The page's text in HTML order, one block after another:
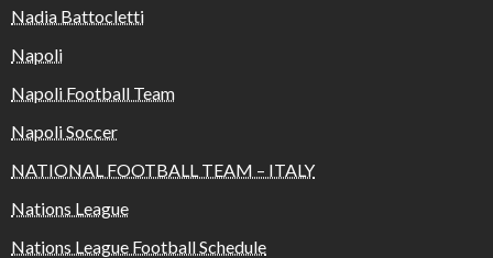
Nadia Battocletti
Napoli
Napoli Football Team
Napoli Soccer
NATIONAL FOOTBALL TEAM – ITALY
Nations League
Nations League Football Schedule